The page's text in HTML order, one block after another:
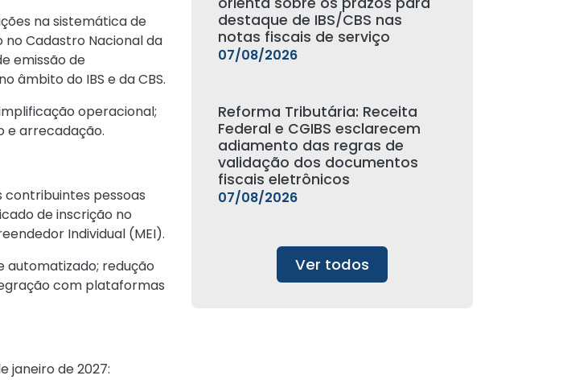
na sistemática de
no Cadastro Nacional da
emissão de
âmbito do IBS e da CBS.
operacional;
e arrecadação.
contribuintes pessoas
de inscrição no
Individual (MEI).
automatizado; redução
com plataformas
janeiro de 2027:
destaque de IBS/CBS nas
notas fiscais de serviço
07/08/2026
Reforma Tributária: Receita
Federal e CGIBS esclarecem
adiamento das regras de
validação dos documentos
fiscais eletrônicos
07/08/2026
Ver todos